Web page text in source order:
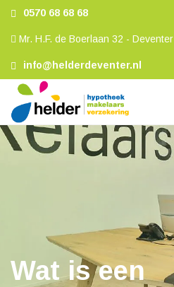
0570 68 68 68
Mr. H.F. de Boerlaan 32 - Deventer
info@helderdeventer.nl
Wat is een